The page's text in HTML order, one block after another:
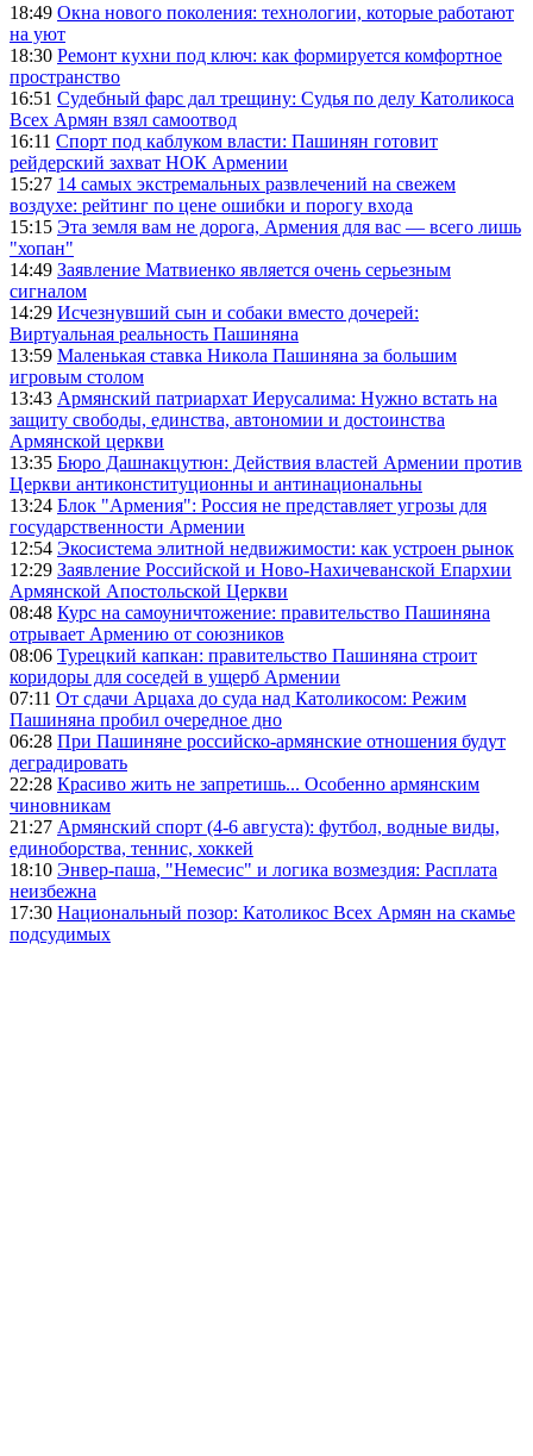
18:49 Окна нового поколения: технологии, которые работают
на уют
18:30 Ремонт кухни под ключ: как формируется комфортное
пространство
16:51 Судебный фарс дал трещину: Судья по делу Католикоса
Всех Армян взял самоотвод
16:11 Спорт под каблуком власти: Пашинян готовит
рейдерский захват НОК Армении
15:27 14 самых экстремальных развлечений на свежем
воздухе: рейтинг по цене ошибки и порогу входа
15:15 Эта земля вам не дорога, Армения для вас — всего лишь
"хопан"
14:49 Заявление Матвиенко является очень серьезным
сигналом
14:29 Исчезнувший сын и собаки вместо дочерей:
Виртуальная реальность Пашиняна
13:59 Маленькая ставка Никола Пашиняна за большим
игровым столом
13:43 Армянский патриархат Иерусалима: Нужно встать на
защиту свободы, единства, автономии и достоинства
Армянской церкви
13:35 Бюро Дашнакцутюн: Действия властей Армении против
Церкви антиконституционны и антинациональны
13:24 Блок "Армения": Россия не представляет угрозы для
государственности Армении
12:54 Экосистема элитной недвижимости: как устроен рынок
12:29 Заявление Российской и Ново-Нахичеванской Епархии
Армянской Апостольской Церкви
08:48 Курс на самоуничтожение: правительство Пашиняна
отрывает Армению от союзников
08:06 Турецкий капкан: правительство Пашиняна строит
коридоры для соседей в ущерб Армении
07:11 От сдачи Арцаха до суда над Католикосом: Режим
Пашиняна пробил очередное дно
06:28 При Пашиняне российско-армянские отношения будут
деградировать
22:28 Красиво жить не запретишь... Особенно армянским
чиновникам
21:27 Армянский спорт (4-6 августа): футбол, водные виды,
единоборства, теннис, хоккей
18:10 Энвер-паша, "Немесис" и логика возмездия: Расплата
неизбежна
17:30 Национальный позор: Католикос Всех Армян на скамье
подсудимых